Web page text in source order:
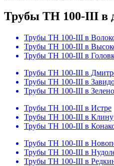
Трубы ТН 100-III в
Трубы ТН 100-III в
Трубы ТН 100-III в
Трубы ТН 100-III в
Трубы ТН 100-III в
Трубы ТН 100-III в
Трубы ТН 100-III в
Трубы ТН 100-III в Истре
Трубы ТН 100-III в Клину
Трубы ТН 100-III в
Трубы ТН 100-III в
Трубы ТН 100-III в
Трубы ТН 100-III в